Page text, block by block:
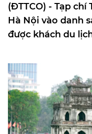
(ĐTTCO) - Tạp
Hà Nội vào danh
được khách du